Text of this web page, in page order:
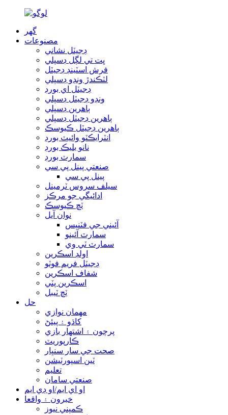
گھر
مصنوعات
ڊجيٽل نشاني
ڀت تي لڳل ڊسپلي
فرش اسٽينڊ ڊجيٽل
لٽڪندڙ ونڊو ڊسپلي
ڊجيٽل اي بورڊ
ونڊو ڊجيٽل ڊسپلي
ٻاهرين ڊسپلي
ٻاهرين ڊجيٽل ڊسپلي
ٻاهرين ڊجيٽل ڪيوسڪ
انٽرايڪٽو وائيٽ بورڊ
نانو بليڪ بورڊ
سمارٽ بورڊ
صنعتي پينل پي سي
پينل پي سي
سيلف سروس ٽرمينل
ادائيگي جو مرڪز
ٽچ ڪيوسڪ
نوان آيل
آئيني جي فٽنيس
سمارٽ آئينو
سمارٽ ٽي وي
اولڊ اسڪرين
ڊجيٽل فريم فوٽو
شفاف اسڪرين
اسڪرين پٽي
ٽچ ٽيبل
حل
مهمان نوازي
کاڌو ۽ پيئڻ
پرچون ۽ اشتهار بازي
ڪارپوريٽ
صحت جي سار سنڀار
ٽين اسپورٽيشن
تعليم
صنعتي سامان
او اي ايم/او ڊي ايم
خبرون ۽ واقعا
ڪمپني نيوز